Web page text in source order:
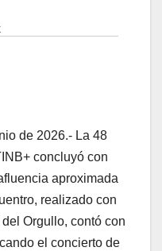
de 2026.- La 48
concluyó con
aproximada
realizado con
Orgullo, contó con
el concierto de